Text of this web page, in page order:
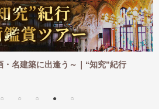
名建築に出逢う～｜“知究”紀行